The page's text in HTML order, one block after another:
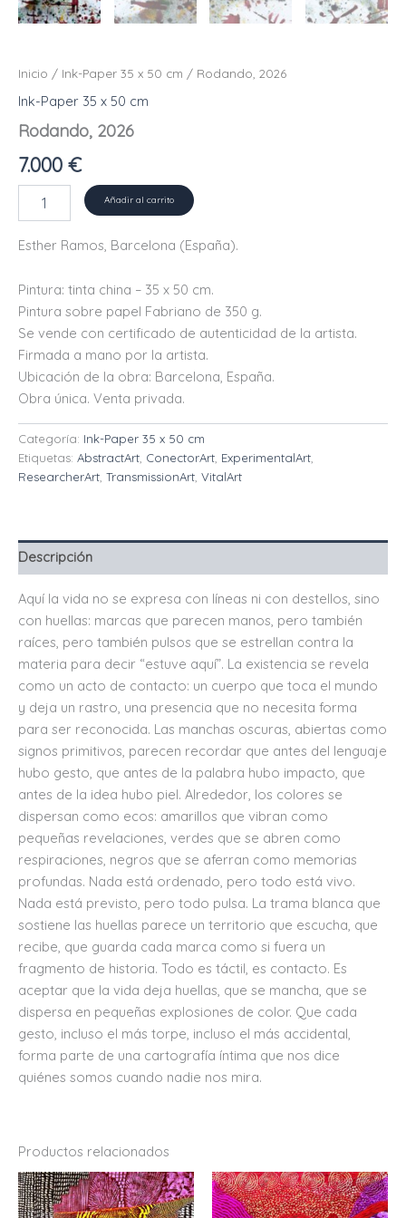
Inicio / Ink-Paper 35 x 50 cm / Rodando, 2026
Ink-Paper 35 x 50 cm
Rodando, 2026
7.000 €
2026
Añadir al carrito
Esther Ramos, Barcelona (España).
Pintura: tinta china – 35 x 50 cm.
Pintura sobre papel Fabriano de 350 g.
Se vende con certificado de autenticidad de la artista.
Firmada a mano por la artista.
Ubicación de la obra: Barcelona, ​​España.
Obra única. Venta privada.
Categoría: Ink-Paper 35 x 50 cm
Etiquetas: AbstractArt, ConectorArt, ExperimentalArt,
ResearcherArt, TransmissionArt, VitalArt
Descripción
Aquí la vida no se expresa con líneas ni con destellos, sino
con huellas: marcas que parecen manos, pero también
raíces, pero también pulsos que se estrellan contra la
materia para decir “estuve aquí”. La existencia se revela
como un acto de contacto: un cuerpo que toca el mundo
y deja un rastro, una presencia que no necesita forma
para ser reconocida. Las manchas oscuras, abiertas como
signos primitivos, parecen recordar que antes del lenguaje
hubo gesto, que antes de la palabra hubo impacto, que
antes de la idea hubo piel. Alrededor, los colores se
dispersan como ecos: amarillos que vibran como
pequeñas revelaciones, verdes que se abren como
respiraciones, negros que se aferran como memorias
profundas. Nada está ordenado, pero todo está vivo.
Nada está previsto, pero todo pulsa. La trama blanca que
sostiene las huellas parece un territorio que escucha, que
recibe, que guarda cada marca como si fuera un
fragmento de historia. Todo es táctil, es contacto. Es
aceptar que la vida deja huellas, que se mancha, que se
dispersa en pequeñas explosiones de color. Que cada
gesto, incluso el más torpe, incluso el más accidental,
forma parte de una cartografía íntima que nos dice
quiénes somos cuando nadie nos mira.
Productos relacionados